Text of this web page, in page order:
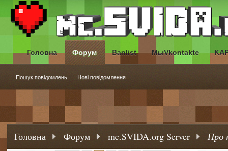
Головна Форум mc.SVIDA.org Server Про
Головна Форум
Пошук повідомлень Нові повідомлення
Banlist МыVkontakte